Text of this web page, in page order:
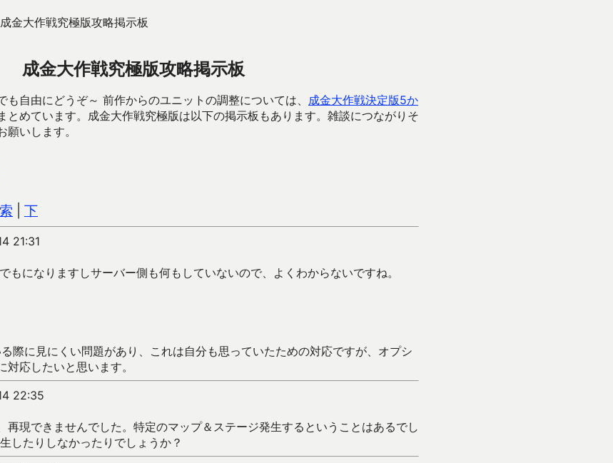
成金大作戦究極版攻略掲示板
成金大作戦究極版攻略掲示板
自由にどうぞ～ 前作からのユニットの調整については、 成金大作戦決定版5か
とめています。成金大作戦究極版は以下の掲示板もあります。雑談につながりそ
いします。
下
21:31
もになりますしサーバー側も何もしていないので、よくわからないですね。
際に見にくい問題があり、これは自分も思っていたための対応ですが、オプシ
応したいと思います。
22:35
再現できませんでした。特定のマップ＆ステージ発生するということはあるでし
したりしなかったりでしょうか？